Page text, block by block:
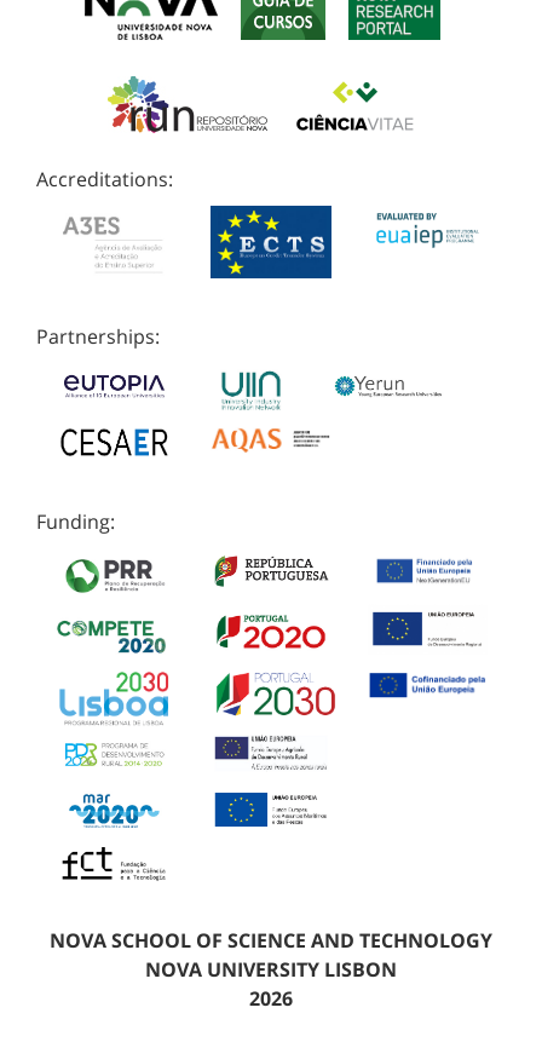
Accreditations:
Partnerships:
Funding:
NOVA SCHOOL OF SCIENCE AND TECHNOLOGY
NOVA UNIVERSITY LISBON
2026